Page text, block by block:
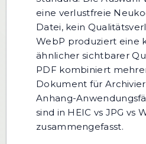
eine verlustfreie
Datei, kein
WebP produziert eine
ähnlicher sichtbarer
PDF kombiniert
Dokument für
Anhang-
sind in HEIC vs JPG vs
zusammengefasst.